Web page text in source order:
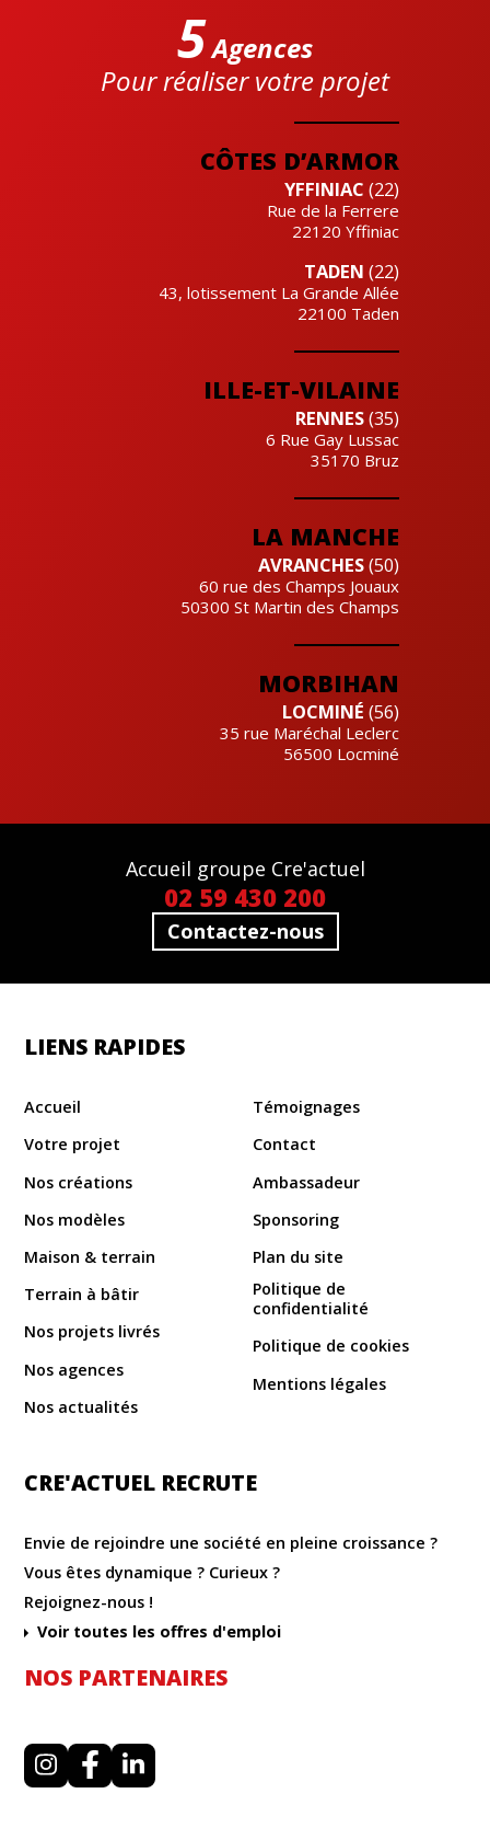
CÔTES D’ARMOR
YFFINIAC (22)
Rue de la Ferrere
22120 Yffiniac
TADEN (22)
43, lotissement La Grande Allée
22100 Taden
ILLE-ET-VILAINE
RENNES(35)
6 Rue Gay Lussac
35170 Bruz
LA MANCHE
AVRANCHES(50)
60 rue des Champs Jouaux
50300 St Martin des Champs
MORBIHAN
LOCMINÉ (56)
35 rue Maréchal Leclerc
56500 Locminé
5Agences
Pour réaliser votre projet
Accueil groupe Cre'actuel
02 59 430 200
Contactez-nous
LIENS RAPIDES
Accueil
Votre projet
Nos créations
Nos modèles
Maison & terrain
Terrain à bâtir
Nos projets livrés
Nos agences
Nos actualités
Témoignages
Contact
Ambassadeur
Sponsoring
Plan du site
Politique de
confidentialité
Politique de cookies
Mentions légales
CRE'ACTUEL RECRUTE
Envie de rejoindre une société en pleine croissance ?
Vous êtes dynamique ? Curieux ?
Rejoignez-nous !
Voir toutes les offres d'emploi
NOS PARTENAIRES
I
n
F
a
L
i